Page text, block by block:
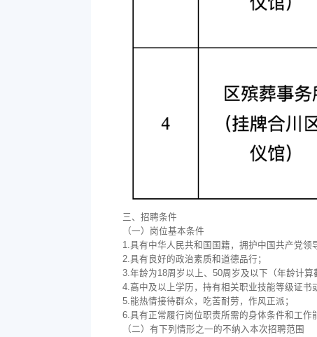
三、招聘条件
（一）岗位基本条件
1.具有中华人民共和国国籍，拥护中国共产党领
2.具有良好的政治素质和道德品行；
3.年龄为18周岁以上、50周岁及以下（年龄计算
4.高中及以上学历，持有相关职业技能等级证书
5.能热情接待群众，吃苦耐劳，作风正派；
6.具有正常履行岗位职责所需的身体条件和工作
（二）有下列情形之一的不纳入本次招聘范围